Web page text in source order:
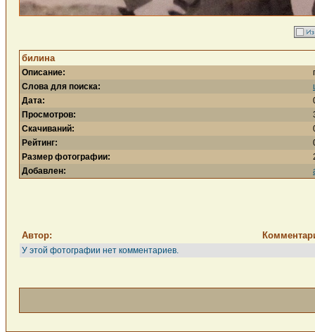
билина
Описание:
Слова для поиска:
Дата:
Просмотров:
Скачиваний:
Рейтинг:
Размер фотографии:
Добавлен:
Автор:
У этой фотографии нет комментариев.